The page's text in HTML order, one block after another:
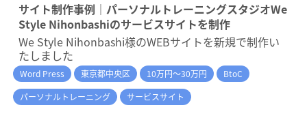
サイト制作事例｜パーソナルトレーニングスタジオWe
Style Nihonbashiのサービスサイトを制作
We Style Nihonbashi様のWEBサイトを新規で制作い
たしました
Word Press 東京都中央区 10万円～30万円
BtoC
パーソナルトレーニング
サービスサイト